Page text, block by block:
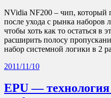
NVidia NF200 – чип, который
после ухода с рынка наборов
чтобы хоть как то остаться в
расширить полосу
набор системной логики в 2
2011/11/10
EPU — технология